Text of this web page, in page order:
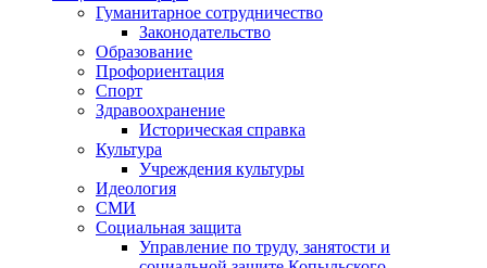
Гуманитарное сотрудничество
Законодательство
Образование
Профориентация
Спорт
Здравоохранение
Историческая справка
Культура
Учреждения культуры
Идеология
СМИ
Социальная защита
Управление по труду, занятости и